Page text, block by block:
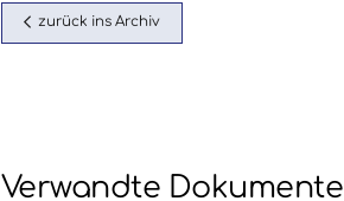
zurück ins Archiv
Verwandte Dokumente